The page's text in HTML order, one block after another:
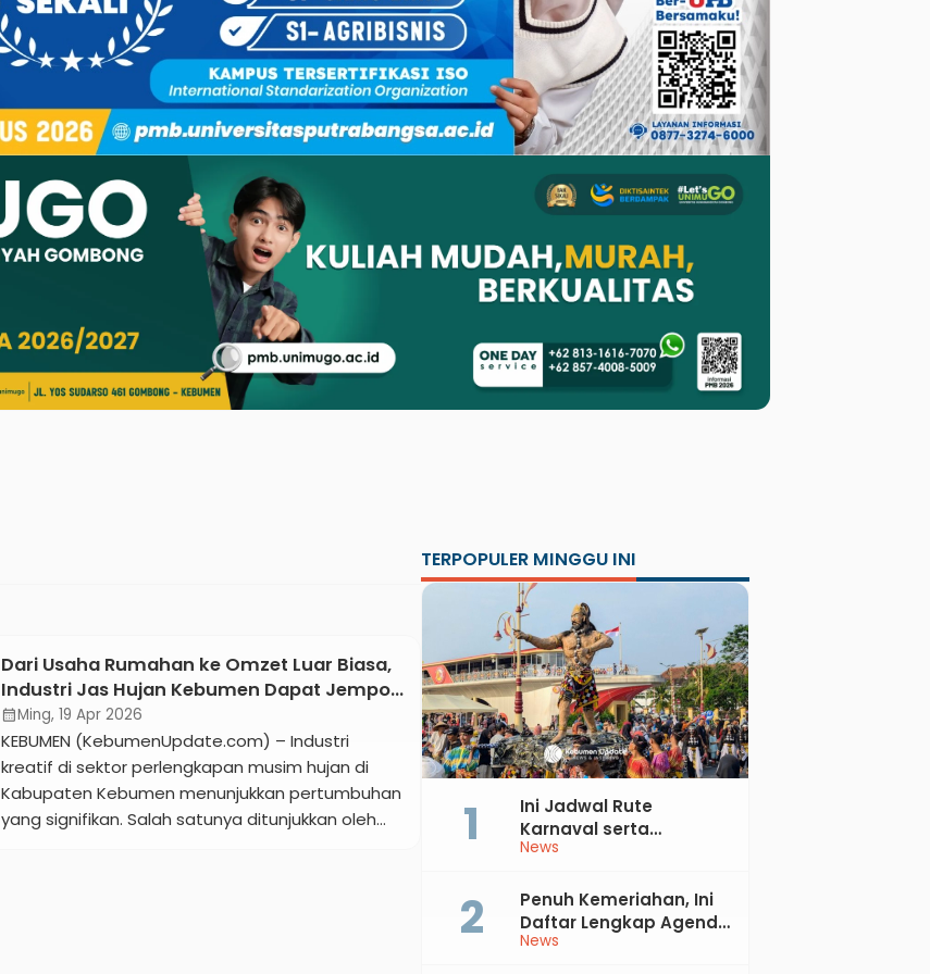
Dari Usaha Rumahan ke Omzet Luar Biasa,
Industri Jas Hujan Kebumen Dapat Jempol
dari Bupati
calendar_monthMing, 19 Apr 2026
KEBUMEN (KebumenUpdate.com) – Industri
kreatif di sektor perlengkapan musim hujan di
Kabupaten Kebumen menunjukkan pertumbuhan
yang signifikan. Salah satunya ditunjukkan oleh
TERPOPULER MINGGU INI
News
Ini Jadwal Rute
Karnaval serta
Kebumen Fest Bareng
News
Penuh Kemeriahan, Ini
Daftar Lengkap Agenda
Peringatan HUT ke-81 RI